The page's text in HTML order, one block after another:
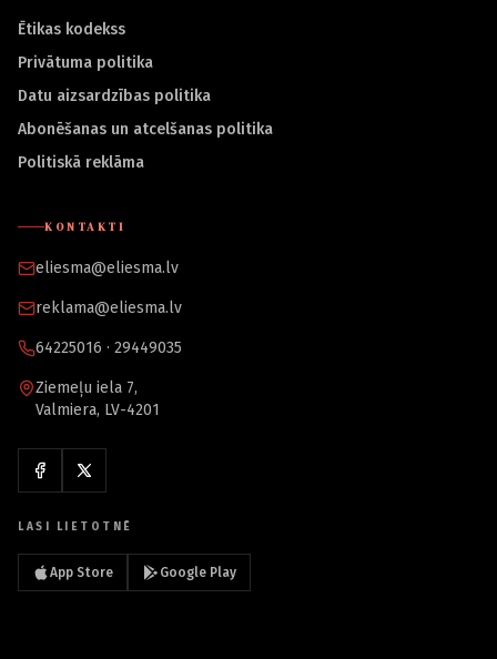
Ētikas kodekss
Privātuma politika
Datu aizsardzības politika
Abonēšanas un atcelšanas politika
Politiskā reklāma
KONTAKTI
eliesma@eliesma.lv
reklama@eliesma.lv
64225016 · 29449035
Ziemeļu iela 7,
Valmiera, LV-4201
LASI LIETOTNĒ
App Store Google Play